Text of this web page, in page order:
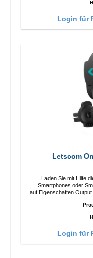
Login für
Laden Sie mit Hilfe
Smartphones oder
auf.Eigenschaften Output Fast: 15W /10W Standart: 5W QI-Standart
Login für